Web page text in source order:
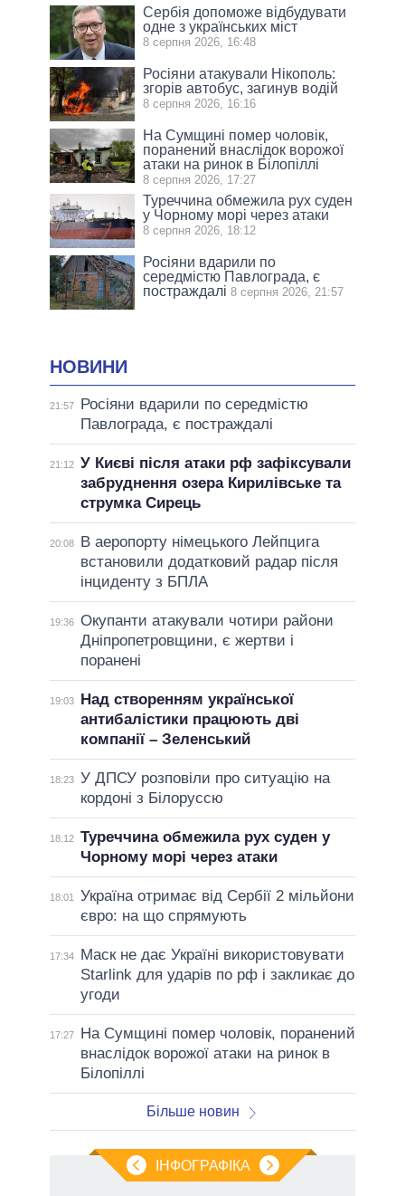
Сербія допоможе відбудувати
одне з українських міст
8 серпня 2026, 16:48
Росіяни атакували Нікополь:
згорів автобус, загинув водій
8 серпня 2026, 16:16
На Сумщині помер чоловік,
поранений внаслідок ворожої
атаки на ринок в Білопіллі
8 серпня 2026, 17:27
Туреччина обмежила рух суден
у Чорному морі через атаки
8 серпня 2026, 18:12
Росіяни вдарили по
середмістю Павлограда, є
постраждалі 8 серпня 2026, 21:57
НОВИНИ
21:57
Росіяни вдарили по середмістю
Павлограда, є постраждалі
21:12 У Києві після атаки рф зафіксували
забруднення озера Кирилівське та
струмка Сирець
20:08
В аеропорту німецького Лейпцига
встановили додатковий радар після
інциденту з БПЛА
19:36 Окупанти атакували чотири райони
Дніпропетровщини, є жертви і
поранені
19:03
Над створенням української
антибалістики працюють дві
компанії – Зеленський
18:23 У ДПСУ розповіли про ситуацію на
кордоні з Білоруссю
18:12 Туреччина обмежила рух суден у
Чорному морі через атаки
18:01
Україна отримає від Сербії 2 мільйони
євро: на що спрямують
17:34
Маск не дає Україні використовувати
Starlink для ударів по рф і закликає до
угоди
17:27
На Сумщині помер чоловік, поранений
внаслідок ворожої атаки на ринок в
Білопіллі
Більше новин
ІНФОГРАФІКА